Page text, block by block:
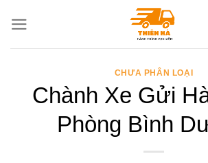
CHƯA PHÂN LOẠI
Chành Xe Gửi
Phòng Bình